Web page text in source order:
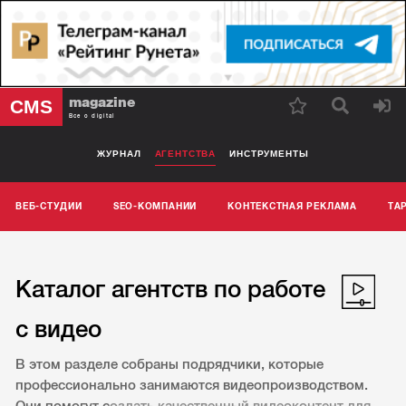
CMS magazine
Все о digital
ЖУРНАЛ АГЕНТСТВА ИНСТРУМЕНТЫ
ВЕБ-СТУДИИ SEO-КОМПАНИИ КОНТЕКСТНАЯ РЕКЛАМА
Каталог агентств по работе
с видео
В этом разделе собраны подрядчики, которые
профессионально занимаются видеопроизводством.